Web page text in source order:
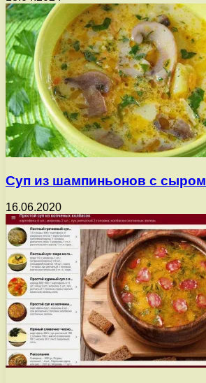
Суп из шампиньонов с сыром
16.06.2020